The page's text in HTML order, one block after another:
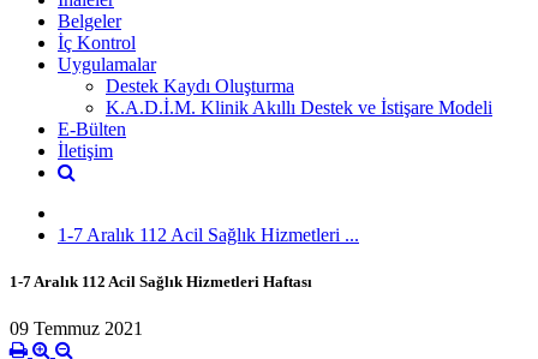
Belgeler
İç Kontrol
Uygulamalar
Destek Kaydı Oluşturma
K.A.D.İ.M. Klinik Akıllı Destek ve İstişare Modeli
E-Bülten
İletişim
1-7 Aralık 112 Acil Sağlık Hizmetleri ...
1-7 Aralık 112 Acil Sağlık Hizmetleri Haftası
09 Temmuz 2021